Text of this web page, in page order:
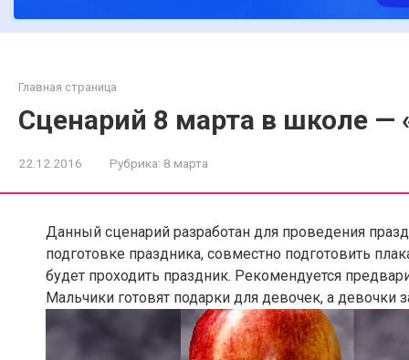
Главная страница
Сценарий 8 марта в школе —
22.12.2016 Рубрика: 8 марта
Данный сценарий разработан для проведения
подготовке праздника, совместно подготовить
будет проходить праздник. Рекомендуется
Мальчики готовят подарки для девочек, а девочки